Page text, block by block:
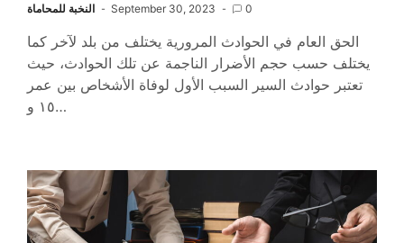
النخبة للمحاماة September 30, 2023 0
الحق العام في الحوادث المرورية يختلف من بلد لآخر كما
يختلف حسب حجم الأضرار الناجمة عن تلك الحوادث، حيث
تعتبر حوادث السير السبب الأول لوفاة الأشخاص بين عمر
١٥ و…